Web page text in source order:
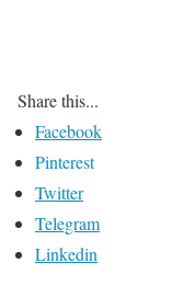
Share this...
Facebook
Pinterest
Twitter
Telegram
Linkedin